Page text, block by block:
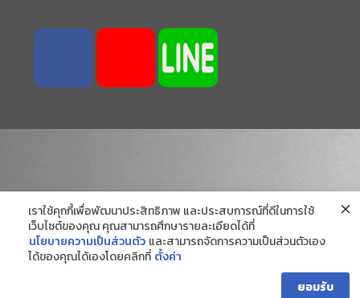
เราใช้คุกกี้เพื่อพัฒนาประสิทธิภาพ และประสบการณ์ที่ดีในการใช้
เว็บไซต์ของคุณ คุณสามารถศึกษารายละเอียดได้ที่
นโยบายความเป็นส่วนตัว และสามารถจัดการความเป็นส่วนตัวเอง
ได้ของคุณได้เองโดยคลิกที่ ตั้งค่า
ยอมรับ